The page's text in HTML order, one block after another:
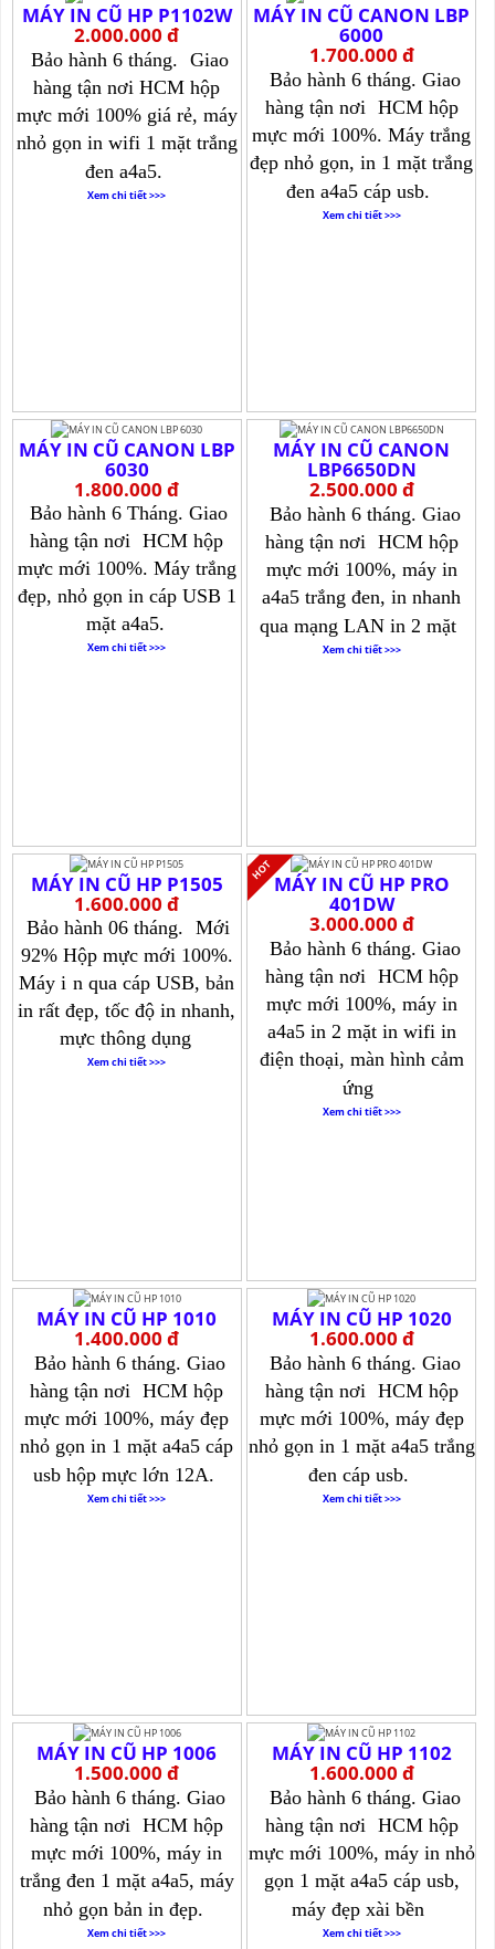
MÁY IN CŨ HP P1102W
2.000.000 đ
Bảo hành 6 tháng.
Giao
hàng tận nơi HCM hộp
mực mới 100% giá rẻ, máy
nhỏ gọn in wifi 1 mặt trắng
đen a4a5.
Xem chi tiết >>>
MÁY IN CŨ CANON LBP
6000
1.700.000 đ
Bảo hành 6 tháng. Giao
hàng tận nơi HCM hộp
mực mới 100%. Máy trắng
đẹp nhỏ gọn, in 1 mặt trắng
đen a4a5 cáp usb.
Xem chi tiết >>>
MÁY IN CŨ CANON LBP
6030
1.800.000 đ
Bảo hành 6 Tháng. Giao
hàng tận nơi
HCM hộp
mực mới 100%. Máy trắng
đẹp, nhỏ gọn in cáp USB 1
mặt a4a5.
Xem chi tiết >>>
MÁY IN CŨ CANON
LBP6650DN
2.500.000 đ
Bảo hành 6 tháng. Giao
hàng tận nơi HCM hộp
mực mới 100%, máy in
a4a5 trắng đen, in nhanh
qua mạng LAN in 2 mặt
Xem chi tiết >>>
MÁY IN CŨ HP P1505
1.600.000 đ
Bảo hành 06 tháng.
Mới
92% Hộp mực mới 100%.
Máy i n qua cáp USB, bản
in rất đẹp, tốc độ in nhanh,
mực thông dụng
Xem chi tiết >>>
MÁY IN CŨ HP PRO
401DW
3.000.000 đ
Bảo hành 6 tháng. Giao
hàng tận nơi HCM hộp
mực mới 100%, máy in
a4a5 in 2 mặt in wifi in
điện thoại, màn hình cảm
ứng
Xem chi tiết >>>
MÁY IN CŨ HP 1010
1.400.000 đ
Bảo hành 6 tháng. Giao
hàng tận nơi
HCM hộp
mực mới 100%, máy đẹp
nhỏ gọn in 1 mặt a4a5 cáp
usb hộp mực lớn 12A.
Xem chi tiết >>>
MÁY IN CŨ HP 1020
1.600.000 đ
Bảo hành 6 tháng. Giao
hàng tận nơi HCM hộp
mực mới 100%, máy đẹp
nhỏ gọn in 1 mặt a4a5 trắng
đen cáp usb.
Xem chi tiết >>>
MÁY IN CŨ HP 1006
1.500.000 đ
Bảo hành 6 tháng. Giao
hàng tận nơi
HCM hộp
mực mới 100%, máy in
trắng đen 1 mặt a4a5, máy
nhỏ gọn bản in đẹp.
Xem chi tiết >>>
MÁY IN CŨ HP 1102
1.600.000 đ
Bảo hành 6 tháng. Giao
hàng tận nơi HCM hộp
mực mới 100%, máy in nhỏ
gọn 1 mặt a4a5 cáp usb,
máy đẹp xài bền
Xem chi tiết >>>